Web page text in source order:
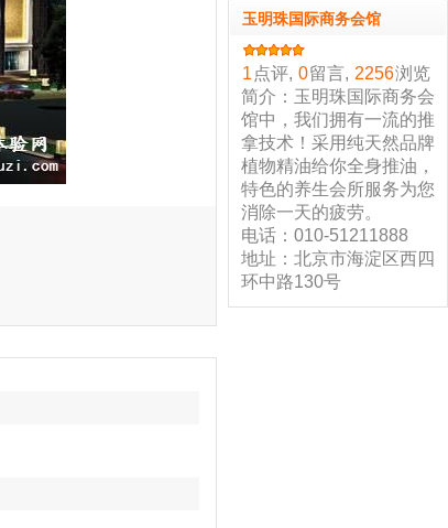
玉明珠国际商务会馆
1 点评, 0留言, 2256浏览
简介：玉明珠国际商务会
馆中，我们拥有一流的推
拿技术！采用纯天然品牌
植物精油给你全身推油，
特色的养生会所服务为您
消除一天的疲劳。
电话：010-51211888
地址：北京市海淀区西四
环中路130号